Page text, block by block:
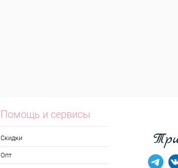
Помощь и сервисы
Скидки
Опт